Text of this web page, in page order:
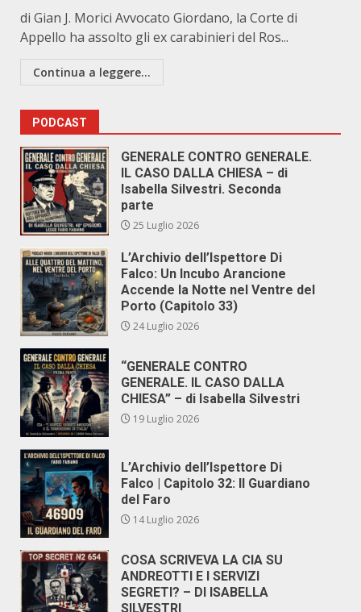
di Gian J. Morici Avvocato Giordano, la Corte di
Appello ha assolto gli ex carabinieri del Ros...
Continua a leggere...
PODCAST
GENERALE CONTRO GENERALE.
IL CASO DALLA CHIESA – di
Isabella Silvestri. Seconda
parte
25 Luglio 2026
L’Archivio dell’Ispettore Di
Falco: Un Incubo Arancione
Accende la Notte nel Ventre del
Porto (Capitolo 33)
24 Luglio 2026
“GENERALE CONTRO
GENERALE. IL CASO DALLA
CHIESA” – di Isabella Silvestri
19 Luglio 2026
L’Archivio dell’Ispettore Di
Falco | Capitolo 32: Il Guardiano
del Faro
14 Luglio 2026
COSA SCRIVEVA LA CIA SU
ANDREOTTI E I SERVIZI
SEGRETI? – DI ISABELLA
SILVESTRI